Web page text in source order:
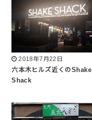
2018年7月22日
六本木ヒルズ近くのShake
Shack